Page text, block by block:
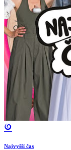
Najvyšší čas